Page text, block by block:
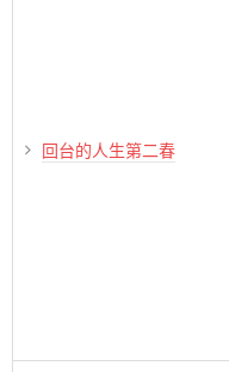
回台的人生第二春